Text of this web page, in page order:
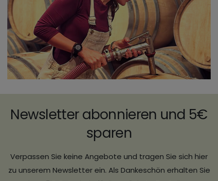
Newsletter abonnieren und 5€
sparen
Verpassen Sie keine Angebote und tragen Sie sich hier
zu unserem Newsletter ein. Als Dankeschön erhalten Sie